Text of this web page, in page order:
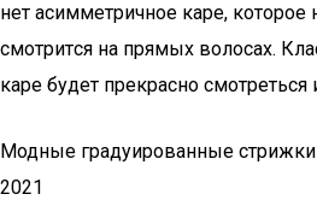
нет асим­мет­рич­ное каре,
смот­рит­ся на пря­мых воло­сах.
каре будет пре­крас­но
Модные градуированные
2021